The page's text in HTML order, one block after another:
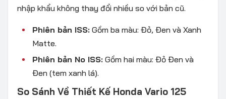
nhập khẩu không thay đổi nhiều so với bản cũ.
Phiên bản ISS: Gồm ba màu: Đỏ, Đen và Xanh
Matte.
Phiên bản No ISS: Gồm hai màu: Đỏ Đen và
Đen (tem xanh lá).
So Sánh Về Thiết Kế Honda Vario 125